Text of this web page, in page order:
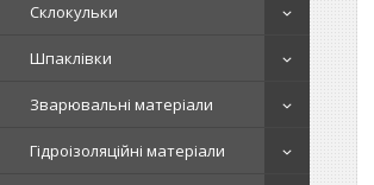
Склокульки
Шпаклівки
Зварювальні матеріали
Гідроізоляційні матеріали